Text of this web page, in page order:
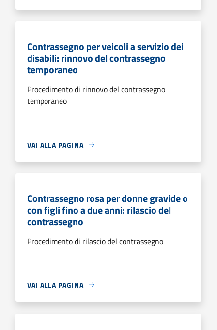
Contrassegno per veicoli a servizio dei
disabili: rinnovo del contrassegno
temporaneo
Procedimento di rinnovo del contrassegno
temporaneo
VAI ALLA PAGINA
Contrassegno rosa per donne gravide o
con figli fino a due anni: rilascio del
contrassegno
Procedimento di rilascio del contrassegno
VAI ALLA PAGINA